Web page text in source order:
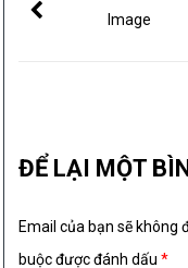
Image
ĐỂ LẠI MỘT
Email của bạn sẽ không
buộc được đánh dấu*